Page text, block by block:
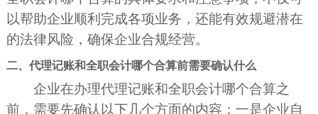
以帮助企业顺利完成各项业务，还能有效规避潜在
的法律风险，确保企业合规经营。
二、代理记账和全职会计哪个合算前需要确认什么
企业在办理代理记账和全职会计哪个合算之
前，需要先确认以下几个方面的内容：一是企业自